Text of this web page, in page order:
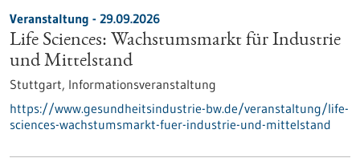
Veranstaltung - 29.09.2026
Life Sciences: Wachstumsmarkt für Industrie
und Mittelstand
Stuttgart, Informationsveranstaltung
https://www.gesundheitsindustrie-bw.de/veranstaltung/life-
sciences-wachstumsmarkt-fuer-industrie-und-mittelstand